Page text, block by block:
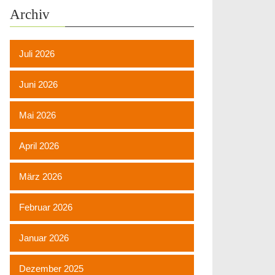
Archiv
Juli 2026
Juni 2026
Mai 2026
April 2026
März 2026
Februar 2026
Januar 2026
Dezember 2025